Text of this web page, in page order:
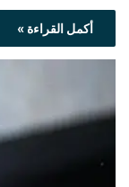
أكمل القراءة »